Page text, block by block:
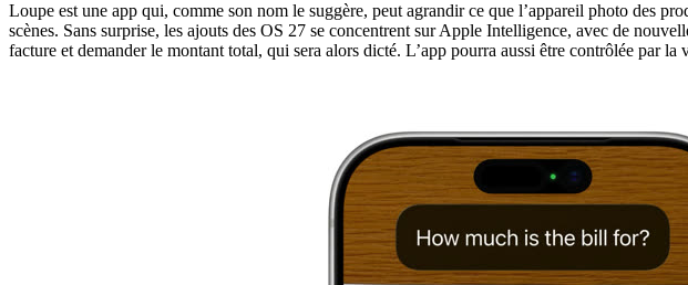
Loupe est une app qui, comme son nom le suggère, peut agrandir ce que l’appareil photo des
scènes. Sans surprise, les ajouts des OS 27 se concentrent sur Apple Intelligence, avec de
facture et demander le montant total, qui sera alors dicté. L’app pourra aussi être contrôlée par